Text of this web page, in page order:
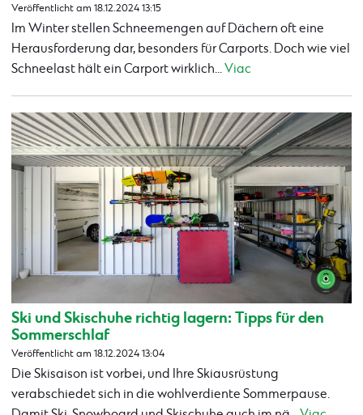
Veröffentlicht am 18.12.2024 13:15
Im Winter stellen Schneemengen auf Dächern oft eine
Herausforderung dar, besonders für Carports. Doch wie viel
Schneelast hält ein Carport wirklich...Viac
Ski und Skischuhe richtig lagern: Tipps für den
Sommerschlaf
Veröffentlicht am 18.12.2024 13:04
Die Skisaison ist vorbei, und Ihre Skiausrüstung
verabschiedet sich in die wohlverdiente Sommerpause.